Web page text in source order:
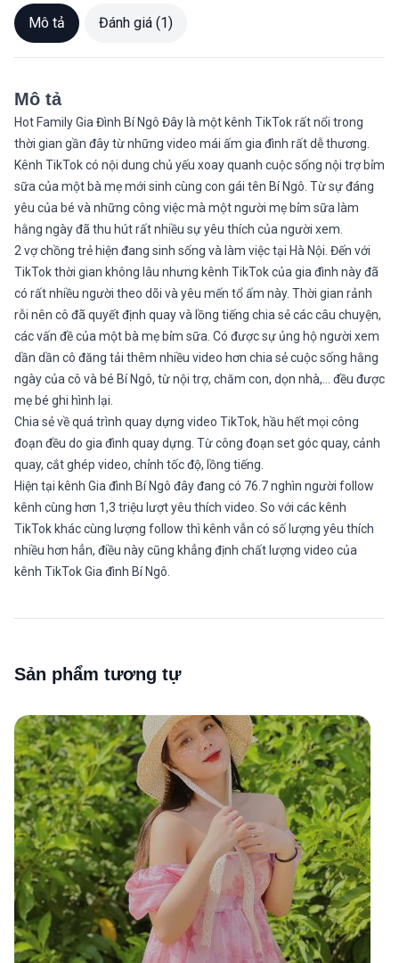
Mô tả Đánh giá (1)
Mô tả
Hot Family Gia Đình Bí Ngô Đây là một kênh TikTok rất nổi trong
thời gian gần đây từ những video mái ấm gia đình rất dễ thương.
Kênh TikTok có nội dung chủ yếu xoay quanh cuộc sống nội trợ bỉm
sữa của một bà mẹ mới sinh cùng con gái tên Bí Ngô. Từ sự đáng
yêu của bé và những công việc mà một người mẹ bỉm sữa làm
hằng ngày đã thu hút rất nhiều sự yêu thích của người xem.
2 vợ chồng trẻ hiện đang sinh sống và làm việc tại Hà Nội. Đến với
TikTok thời gian không lâu nhưng kênh TikTok của gia đình này đã
có rất nhiều người theo dõi và yêu mến tổ ấm này. Thời gian rảnh
rỗi nên cô đã quyết định quay và lồng tiếng chia sẻ các câu chuyện,
các vấn đề của một bà mẹ bỉm sữa. Có được sự ủng hộ người xem
dần dần cô đăng tải thêm nhiều video hơn chia sẻ cuộc sống hằng
ngày của cô và bé Bí Ngô, từ nội trợ, chăm con, dọn nhà,… đều được
mẹ bé ghi hình lại.
Chia sẻ về quá trình quay dựng video TikTok, hầu hết mọi công
đoạn đều do gia đình quay dựng. Từ công đoạn set góc quay, cảnh
quay, cắt ghép video, chỉnh tốc độ, lồng tiếng.
Hiện tại kênh Gia đình Bí Ngô đây đang có 76.7 nghìn người follow
kênh cùng hơn 1,3 triệu lượt yêu thích video. So với các kênh
TikTok khác cùng lượng follow thì kênh vẫn có số lượng yêu thích
nhiều hơn hẳn, điều này cũng khẳng định chất lượng video của
kênh TikTok Gia đình Bí Ngô.
Sản phẩm tương tự